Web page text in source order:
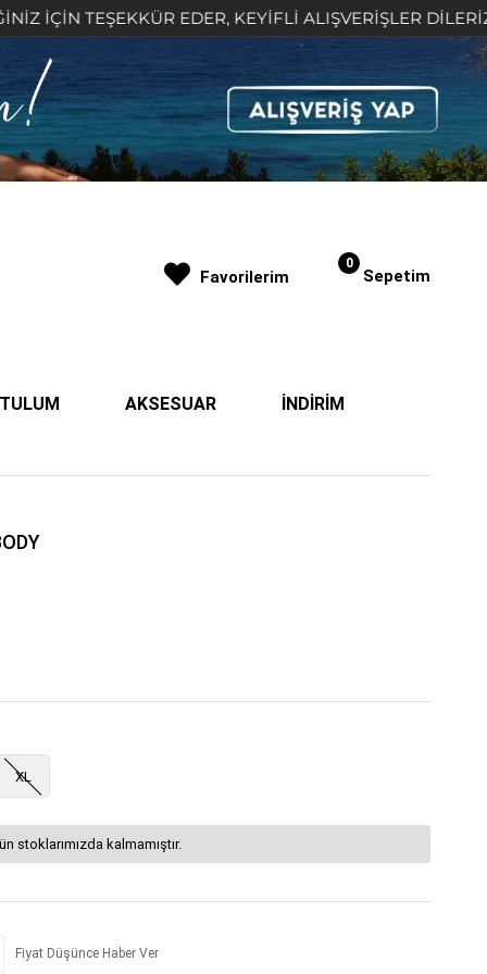
TEŞEKKÜR EDER, KEYİFLİ ALIŞVERİŞLER DİLERİZ 🤍
Sepetim
0
AKSESUAR İNDİRİM
Favorilerim
XL
stoklarımızda kalmamıştır.
Fiyat Düşünce Haber Ver